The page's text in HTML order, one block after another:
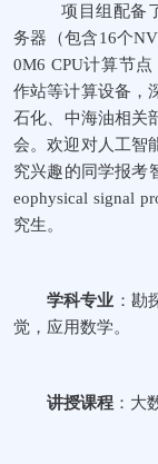
项目组配备
务器（包含16个
0M6 CPU计算节点
作站等计算设备，
石化、中海油相关
会。欢迎对人工智
究兴趣的同学报考
eophysical signal
究生。
学科专业 ：勘
觉，应用数学。
讲授课程 ：大